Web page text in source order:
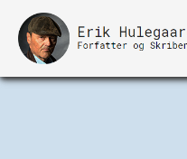
indholdet